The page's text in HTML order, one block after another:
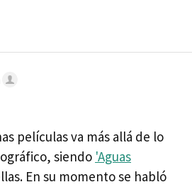
películas va más allá de lo
siendo 'Aguas
En su momento se habló